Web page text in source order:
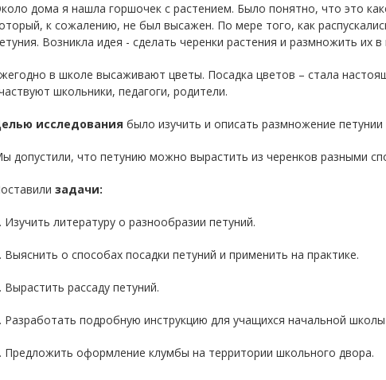
дома я нашла горшочек с растением. Было понятно, что это
к сожалению, не был высажен. По мере того, как
Возникла идея - сделать черенки растения и размножить
в школе высаживают цветы. Посадка цветов – стала
школьники, педагоги, родители.
исследования было изучить и описать размножение
допустили, что петунию можно вырастить из черенков разными
задачи:
Изучить литературу о разнообразии петуний.
Выяснить о способах посадки петуний и применить на практике.
Вырастить рассаду петуний.
Разработать подробную инструкцию для учащихся начальной
Предложить оформление клумбы на территории школьного двора.